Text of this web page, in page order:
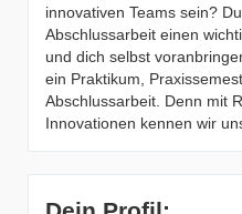
innovativen Teams sein?
Abschlussarbeit einen
und dich selbst
ein Praktikum,
Abschlussarbeit. Denn mit
Innovationen kennen wir